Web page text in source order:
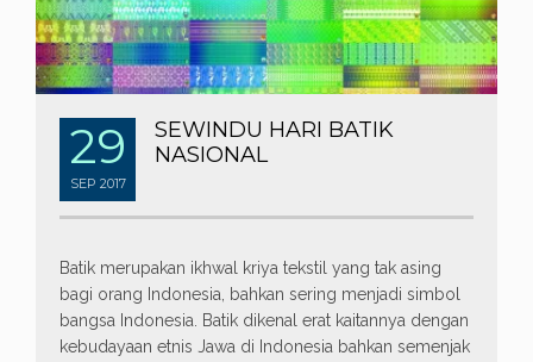
29
SEP 2017
SEWINDU HARI BATIK
NASIONAL
Batik merupakan ikhwal kriya tekstil yang tak asing
bagi orang Indonesia, bahkan sering menjadi simbol
bangsa Indonesia. Batik dikenal erat kaitannya dengan
kebudayaan etnis Jawa di Indonesia bahkan semenjak